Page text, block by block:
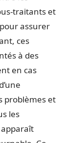
traitants et
assurer
ces
à des
en cas
problèmes et
les